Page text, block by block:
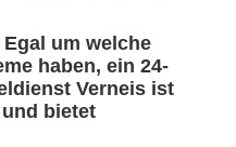
um welche
haben, ein 24-
Verneis ist
bietet